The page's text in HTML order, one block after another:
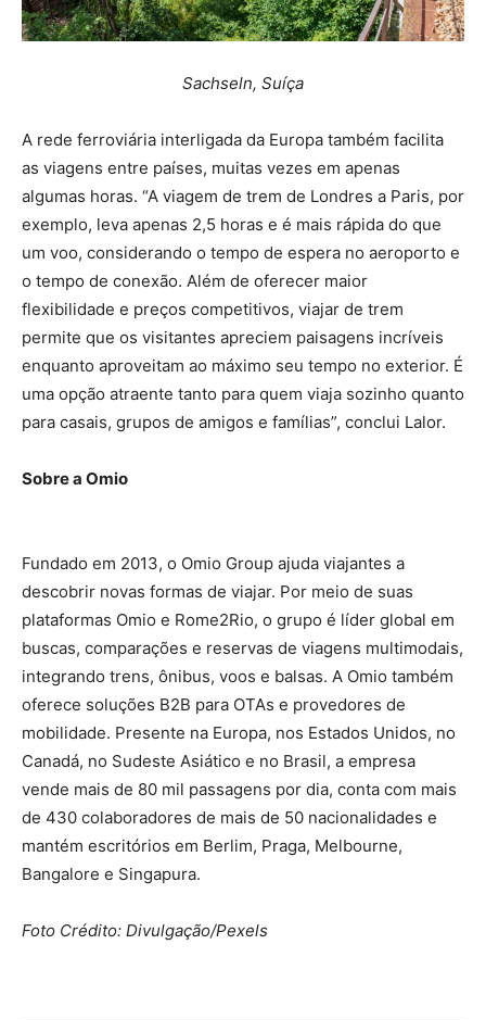
Sachseln, Suíça
A rede ferroviária interligada da Europa também facilita
as viagens entre países, muitas vezes em apenas
algumas horas. “A viagem de trem de Londres a Paris, por
exemplo, leva apenas 2,5 horas e é mais rápida do que
um voo, considerando o tempo de espera no aeroporto e
o tempo de conexão. Além de oferecer maior
flexibilidade e preços competitivos, viajar de trem
permite que os visitantes apreciem paisagens incríveis
enquanto aproveitam ao máximo seu tempo no exterior. É
uma opção atraente tanto para quem viaja sozinho quanto
para casais, grupos de amigos e famílias”, conclui Lalor.
Sobre a Omio
Fundado em 2013, o Omio Group ajuda viajantes a
descobrir novas formas de viajar. Por meio de suas
plataformas Omio e Rome2Rio, o grupo é líder global em
buscas, comparações e reservas de viagens multimodais,
integrando trens, ônibus, voos e balsas. A Omio também
oferece soluções B2B para OTAs e provedores de
mobilidade. Presente na Europa, nos Estados Unidos, no
Canadá, no Sudeste Asiático e no Brasil, a empresa
vende mais de 80 mil passagens por dia, conta com mais
de 430 colaboradores de mais de 50 nacionalidades e
mantém escritórios em Berlim, Praga, Melbourne,
Bangalore e Singapura.
Foto Crédito: Divulgação/Pexels